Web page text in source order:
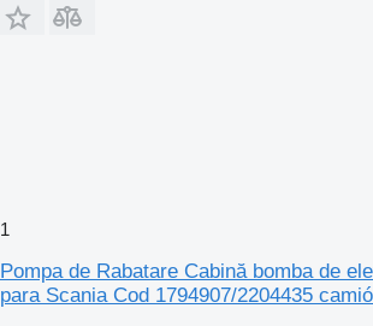
1
Pompa de Rabatare Cabină bomba de
para Scania Cod 1794907/2204435